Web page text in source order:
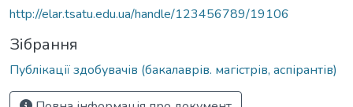
http://elar.tsatu.edu.ua/handle/123456789/19106
Зібрання
Публікації здобувачів (бакалаврів. магістрів, аспірантів)